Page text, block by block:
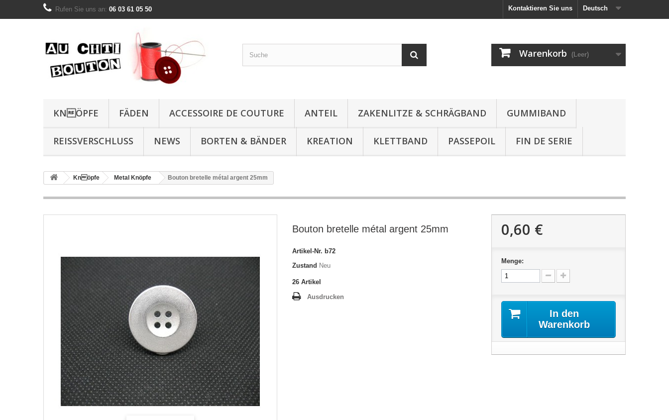
Deutsch
Kontaktieren Sie uns
Rufen Sie uns an: 06 03 61 05 50
Warenkorb (Leer)
KNÖPFE FÄDEN ACCESSOIRE DE COUTURE ANTEIL ZAKENLITZE & SCHRÄGBAND GUMMIBAND
REISSVERSCHLUSS NEWS BORTEN & BÄNDER KREATION KLETTBAND PASSEPOIL FIN DE SERIE
Knöpfe Metal Knöpfe Bouton bretelle métal argent 25mm
Bouton bretelle métal argent 25mm
Artikel-Nr. b72
Zustand Neu
26 Artikel
Ausdrucken
0,60 €
Menge:
In den
Warenkorb